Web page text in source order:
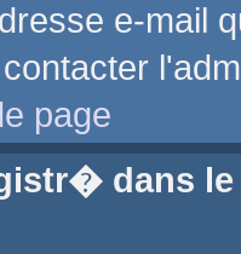
e-mail
page
dans